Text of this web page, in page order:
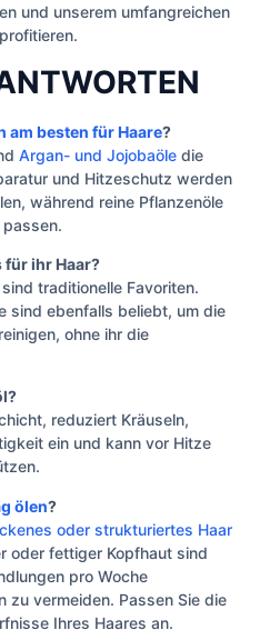
und unserem umfangreichen
am besten für Haare?
Argan- und Jojobaöle die
und Hitzeschutz werden
während reine Pflanzenöle
für ihr Haar?
traditionelle Favoriten.
sind ebenfalls beliebt, um die
ohne ihr die
reduziert Kräuseln,
ein und kann vor Hitze
ölen?
oder strukturiertes Haar
oder fettiger Kopfhaut sind
pro Woche
zu vermeiden. Passen Sie die
Ihres Haares an.